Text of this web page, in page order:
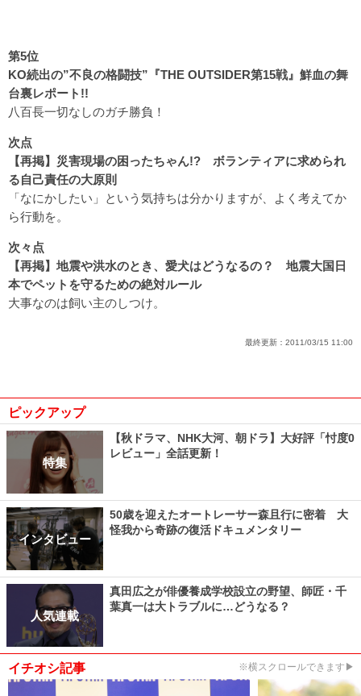
第5位
KO続出の”不良の格闘技”『THE OUTSIDER第15戦』鮮血の舞
台裏レポート!!
八百長一切なしのガチ勝負！
次点
【再掲】災害現場の困ったちゃん!? ボランティアに求められ
る自己責任の大原則
「なにかしたい」という気持ちは分かりますが、よく考えてか
ら行動を。
次々点
【再掲】地震や洪水のとき、愛犬はどうなるの？ 地震大国日
本でペットを守るための絶対ルール
大事なのは飼い主のしつけ。
最終更新： 2011/03/15 11:00
ピックアップ
特集
【秋ドラマ、NHK大河、朝ドラ】大好評「忖度0
レビュー」全話更新！
インタビュー
50歳を迎えたオートレーサー森且行に密着 大
怪我から奇跡の復活ドキュメンタリー
人気連載
真田広之が俳優養成学校設立の野望、師匠・千
葉真一は大トラブルに…どうなる？
イチオシ記事 ※横スクロールできます▶